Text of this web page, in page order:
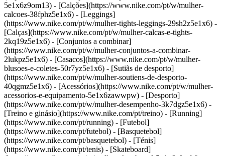
5e1x6z9om13) - [Calções](https://www.nike.com/pt/w/mulher-
calcoes-38fphz5e1x6) - [Leggings]
(https://www.nike.com/pt/w/mulher-tights-leggings-29sh2z5e1x6) -
[Calças](https://www.nike.com/pt/w/mulher-calcas-e-tights-
2kq19z5e1x6) - [Conjuntos a combinar]
(https://www.nike.com/pt/w/mulher-conjuntos-a-combinar-
2lukpz5e1x6) - [Casacos](https://www.nike.com/pt/w/mulher-
blusoes-e-coletes-50r7yz5e1x6) - [Sutiãs de desporto]
(https://www.nike.com/pt/w/mulher-soutiens-de-desporto-
40qgmz5e1x6) - [Acessórios](https://www.nike.com/pt/w/mulher-
acessorios-e-equipamento-5e1x6zawwpw) - [Desporto]
(https://www.nike.com/pt/w/mulher-desempenho-3k7dgz5e1x6) -
[Treino e ginásio](https://www.nike.com/pt/treino) - [Running]
(https://www.nike.com/pt/running) - [Futebol]
(https://www.nike.com/pt/futebol) - [Basquetebol]
(https://www.nike.com/pt/basquetebol) - [Ténis]
(https://www.nike.com/pt/tenis) - [Skateboard]